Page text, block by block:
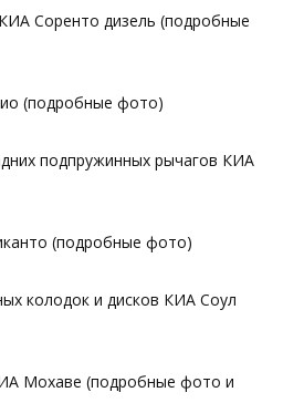
Соренто дизель (подробные
(подробные фото)
подпружинных рычагов КИА
(подробные фото)
колодок и дисков КИА Соул
Мохаве (подробные фото и